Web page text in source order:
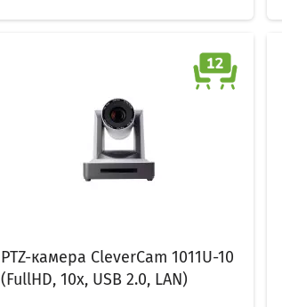
PTZ-камера CleverCam 1011U-10
(FullHD, 10x, USB 2.0, LAN)